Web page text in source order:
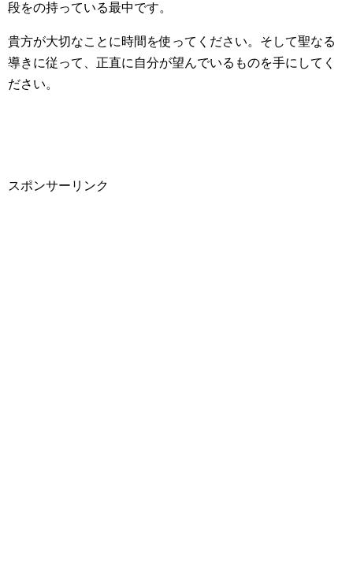
段をの持っている最中です。
貴方が大切なことに時間を使ってください。そして聖なる
導きに従って、正直に自分が望んでいるものを手にしてく
ださい。
スポンサーリンク